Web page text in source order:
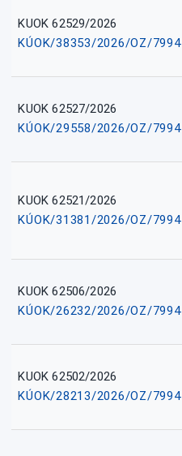
KUOK 62529/2026
KÚOK/38353/2026/OZ/7994
KUOK 62527/2026
KÚOK/29558/2026/OZ/7994
KUOK 62521/2026
KÚOK/31381/2026/OZ/7994
KUOK 62506/2026
KÚOK/26232/2026/OZ/7994
KUOK 62502/2026
KÚOK/28213/2026/OZ/7994